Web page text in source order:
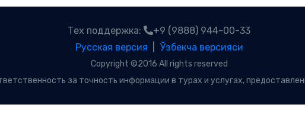
Тех поддержка:
+9 (9888) 944-00-33
Русская версия
Ўзбекча версияси
Copyright ©2016 All rights reserved
за точность информации в турах и услугах,